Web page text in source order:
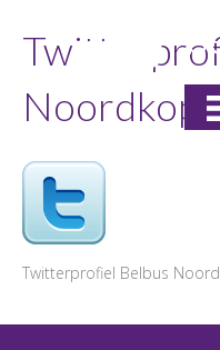
Noordkop
Twitterprofiel Belbus